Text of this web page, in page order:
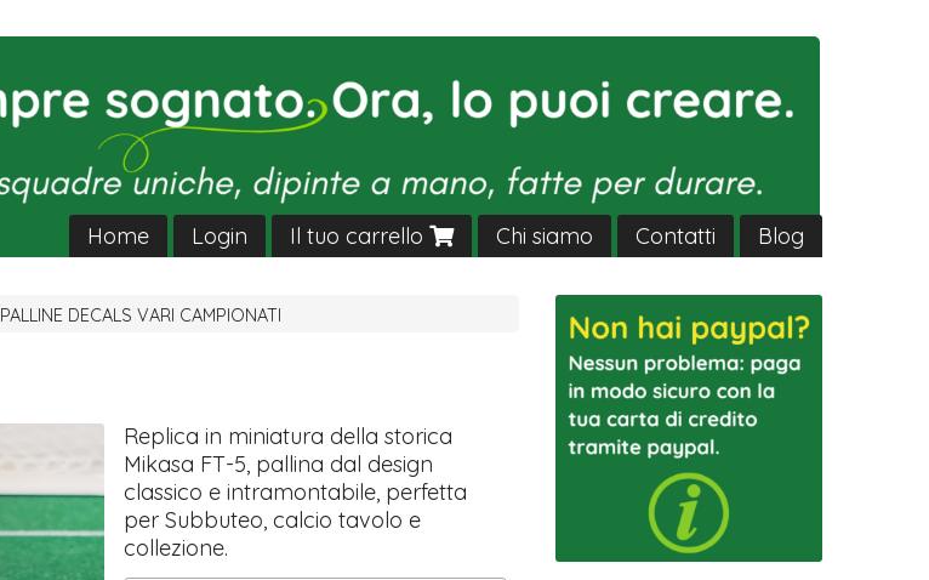
Home Login Il tuo carrello Chi siamo Contatti Blog
PALLINE DECALS VARI CAMPIONATI
Replica in miniatura della storica
Mikasa FT-5, pallina dal design
classico e intramontabile, perfetta
per Subbuteo, calcio tavolo e
collezione.